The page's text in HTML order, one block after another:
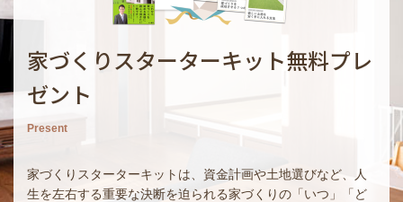
家づくりスターターキット無料プレ
ゼント
Present
家づくりスターターキットは、資金計画や土地選びなど、人
生を左右する重要な決断を迫られる家づくりの「いつ」「ど